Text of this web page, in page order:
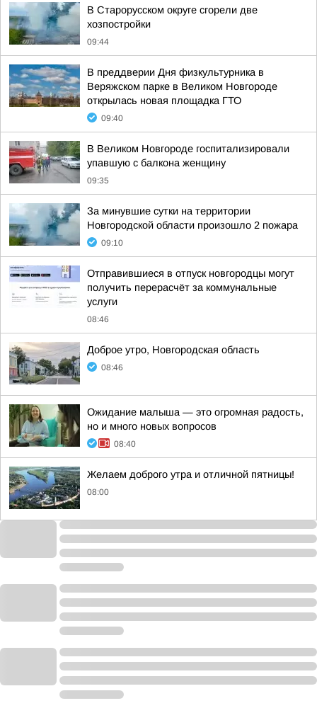
В Старорусском округе сгорели две
хозпостройки
09:44
В преддверии Дня физкультурника в
Веряжском парке в Великом Новгороде
открылась новая площадка ГТО
09:40
В Великом Новгороде госпитализировали
упавшую с балкона женщину
09:35
За минувшие сутки на территории
Новгородской области произошло 2 пожара
09:10
Отправившиеся в отпуск новгородцы могут
получить перерасчёт за коммунальные
услуги
08:46
Доброе утро, Новгородская область
08:46
Ожидание малыша — это огромная радость,
но и много новых вопросов
08:40
Желаем доброго утра и отличной пятницы!
08:00